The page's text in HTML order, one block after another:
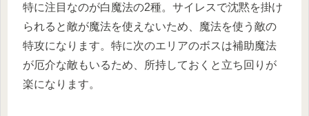
特に注目なのが白魔法の2種。サイレスで沈黙を掛け
られると敵が魔法を使えないため、魔法を使う敵の
特攻になります。特に次のエリアのボスは補助魔法
が厄介な敵もいるため、所持しておくと立ち回りが
楽になります。